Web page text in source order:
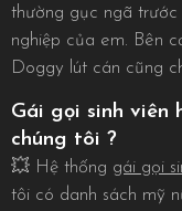
thường gục ngã trước
nghiệp của em. Bên
Doggy lút cán cũng
Gái gọi sinh viên
chúng tôi ?
💥 Hệ thống gái gọi
tôi có danh sách mỹ